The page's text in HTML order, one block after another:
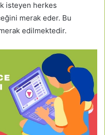
isteyen herkes
merak eder. Bu
edilmektedir.